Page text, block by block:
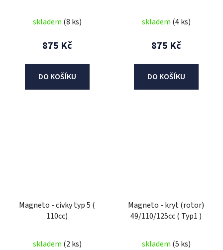
skladem (8 ks)
875 Kč
DO KOŠÍKU
skladem (4 ks)
875 Kč
DO KOŠÍKU
Magneto - cívky typ 5 (
110cc)
skladem (2 ks)
Magneto - kryt (rotor)
49/110/125cc ( Typ1 )
skladem (5 ks)